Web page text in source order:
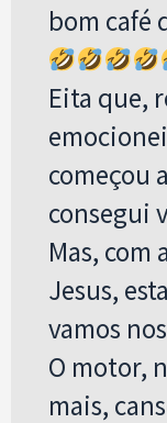
bom café
Eita que,
começou
consegui
Mas, com
Jesus,
vamos
O motor,
mais,